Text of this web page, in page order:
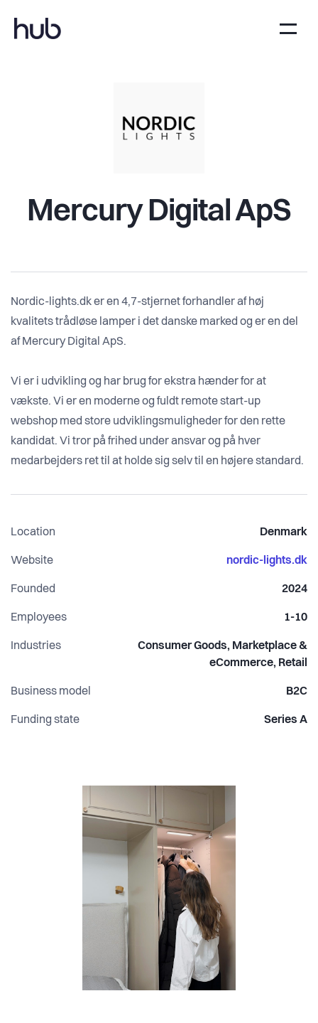
Mercury Digital ApS
Nordic-lights.dk er en 4,7-stjernet forhandler af høj
kvalitets trådløse lamper i det danske marked og er en del
af Mercury Digital ApS.
Vi er i udvikling og har brug for ekstra hænder for at
vækste. Vi er en moderne og fuldt remote start-up
webshop med store udviklingsmuligheder for den rette
kandidat. Vi tror på frihed under ansvar og på hver
medarbejders ret til at holde sig selv til en højere standard.
Location Denmark
Website nordic-lights.dk
Founded 2024
Employees 1-10
Industries
Consumer Goods, Marketplace &
eCommerce, Retail
Business model B2C
Funding state Series A